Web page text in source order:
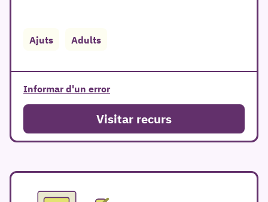
Ajuts Adults
Informar d'un error
Visitar recurs